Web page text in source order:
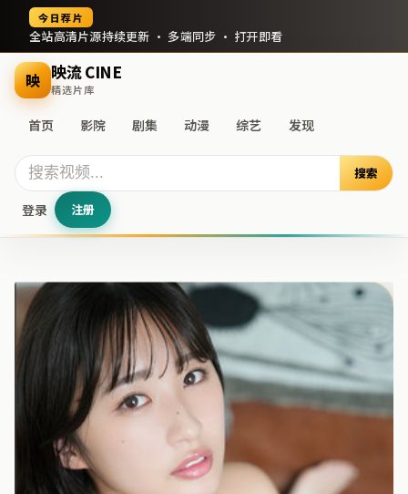
今日荐片
全站高清片源持续更新 · 多端同步 · 打开即看
映 映流 CINE
精选片库
首页 影院 剧集 动漫 综艺 发现
搜索
登录 注册